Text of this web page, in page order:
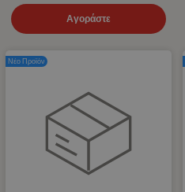
Αγοράστε
Νέο Προϊόν